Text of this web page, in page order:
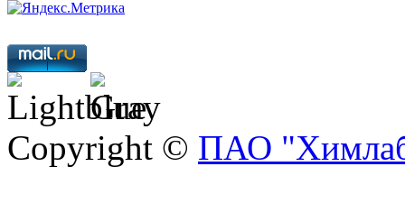
Copyright © ПАО